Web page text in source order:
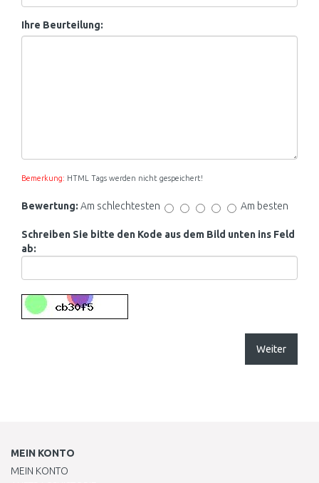
Ihre Beurteilung:
Bemerkung: HTML Tags werden nicht gespeichert!
Bewertung: Am schlechtesten Am besten
Schreiben Sie bitte den Kode aus dem Bild unten ins Feld
ab:
Weiter
MEIN KONTO
MEIN KONTO